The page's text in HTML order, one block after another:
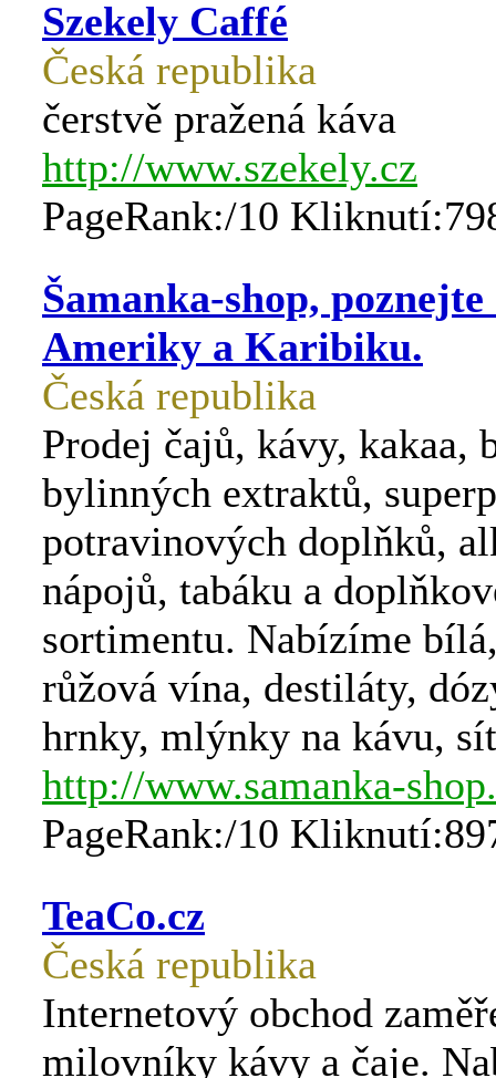
Szekely Caffé
Česká republika
čerstvě pražená káva
http://www.szekely.cz
PageRank:/10
Šamanka-shop,
Ameriky a Karibiku.
Česká republika
Prodej čajů, kávy, kakaa,
bylinných extraktů,
potravinových doplňků,
nápojů, tabáku a
sortimentu. Nabízíme
růžová vína, destiláty,
hrnky, mlýnky na kávu,
http://www.samanka-
PageRank:/10
TeaCo.cz
Česká republika
Internetový obchod
milovníky kávy a čaje.